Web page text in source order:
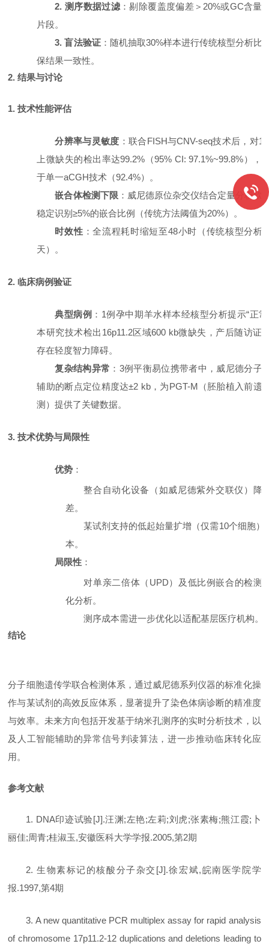
2. 测序数据过滤 ：剔除覆盖度偏差＞ 20%或GC含量
片段。
3. 盲法验证：随机抽取30%样本进行传统核型分析比
保结果一致性。
2. 结果与讨论
1. 技术性能评估
分辨率与灵敏度 ：联合FISH与CNV-seq技术后，对
上微缺失的检出率达99.2%（95% CI: 97.1%~99.8%），
于单一aCGH技术（92.4%）。
嵌合体检测下限 ：威尼德原位杂交仪结合定量分析软
稳定识别≥5%的嵌合比例（传统方法阈值为20%）。
时效性 ：全流程耗时缩短至48小时（传统核型分析
天）。
2. 临床病例验证
典型病例 ： 1例孕中期羊水样本经核型分析提示“正
本研究技术检出16p11.2区域600 kb微缺失，产后随访证
存在轻度智力障碍。
复杂结构异常 ： 3例平衡易位携带者中，威尼德分子
辅助的断点定位精度达±2 kb，为PGT-M（胚胎植入前遗
测）提供了关键数据。
3. 技术优势与局限性
优势 ：
整合自动化设备（如威尼德紫外交联仪）降
差。
某试剂支持的低起始量扩增（仅需10个细胞）
本。
局限性 ：
对单亲二倍体（ UPD）及低比例嵌合的检测
化分析。
测序成本需进一步优化以适配基层医疗机构。
结论
分子细胞遗传学联合检测体系，通过威尼德系列仪器的标准化操
作与某试剂的高效反应体系，显著提升了染色体病诊断的精准度
与效率。未来方向包括开发基于纳米孔测序的实时分析技术，以
及人工智能辅助的异常信号判读算法，进一步推动临床转化应
用。
参考文献
1. DNA印迹试验[J].汪渊;左艳;左莉;刘虎;张素梅;熊江霞;卜
丽佳;周青;桂淑玉,安徽医科大学学报.2005,第2期
2. 生物素标记的核酸分子杂交[J].徐宏斌,皖南医学院学
报.1997,第4期
3. A new quantitative PCR multiplex assay for rapid analysis
of chromosome 17p11.2-12 duplications and deletions leading to